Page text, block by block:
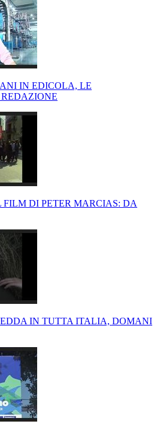
IN EDICOLA, LE
DI PETER MARCIAS: DA
IN TUTTA ITALIA, DOMANI